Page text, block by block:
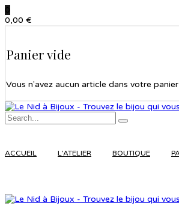
0
0,00 €
Panier vide
Vous n'avez aucun article dans votre panier
ACCUEIL L’ATELIER BOUTIQUE